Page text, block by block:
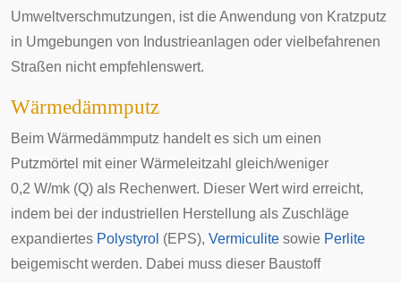
Umweltverschmutzungen, ist die Anwendung von Kratzputz
in Umgebungen von Industrieanlagen oder vielbefahrenen
Straßen nicht empfehlenswert.
Wärmedämmputz
Beim Wärmedämmputz handelt es sich um einen
Putzmörtel mit einer Wärmeleitzahl gleich/weniger
0,2 W/mk (Q) als Rechenwert. Dieser Wert wird erreicht,
indem bei der industriellen Herstellung als Zuschläge
expandiertes Polystyrol (EPS), Vermiculite sowie Perlite
beigemischt werden. Dabei muss dieser Baustoff